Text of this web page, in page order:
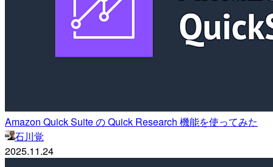
Amazon Quick Suite の Quick Research 機能を使ってみた
石川覚
2025.11.24